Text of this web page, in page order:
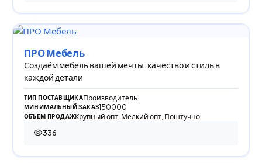
ПРО Мебель
Создаём мебель вашей мечты: качество и стиль в
каждой детали
ТИП ПОСТАВЩИКАПроизводитель
МИНИМАЛЬНЫЙ ЗАКАЗ150000
ОБЪЕМ ПРОДАЖКрупный опт, Мелкий опт, Поштучно
336
336 просмотров